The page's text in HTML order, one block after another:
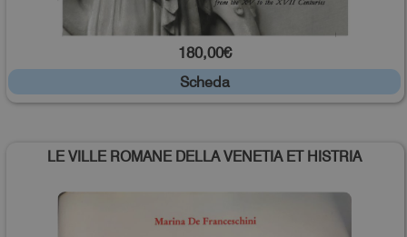
180,00€
Scheda
LE VILLE ROMANE DELLA VENETIA ET HISTRIA